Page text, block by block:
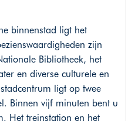
binnenstad ligt het
zijn
Bibliotheek, het
en diverse culturele en
ligt op twee
Binnen vijf minuten bent u
Het treinstation en het